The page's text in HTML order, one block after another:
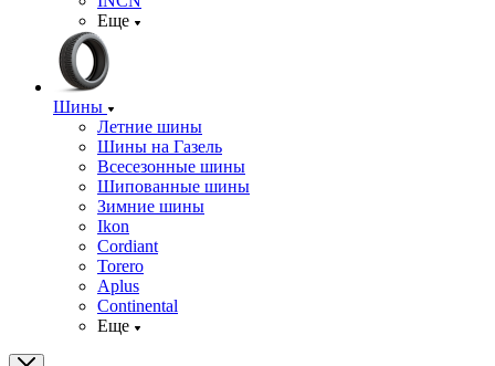
Еще
Шины
Летние шины
Шины на Газель
Всесезонные шины
Шипованные шины
Зимние шины
Ikon
Cordiant
Torero
Aplus
Continental
Еще